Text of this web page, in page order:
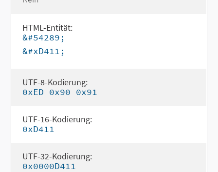
HTML-Entität:
&#54289;
&#xD411;
UTF-8-Kodierung:
0xED 0x90 0x91
UTF-16-Kodierung:
0xD411
UTF-32-Kodierung:
0x0000D411